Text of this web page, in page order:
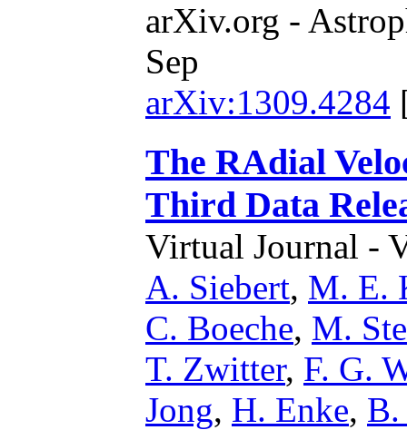
arXiv.org -
Sep
arXiv:1309.4284
The RAdial
Third Data
Virtual Journal -
A. Siebert, M. E.
C. Boeche, M.
T. Zwitter, F. G.
Jong, H. Enke, B.